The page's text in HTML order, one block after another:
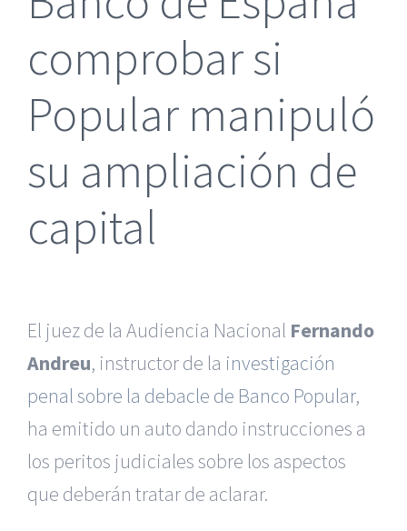
comprobar si
Popular manipuló
su ampliación de
capital
El juez de la Audiencia Nacional Fernando
Andreu, instructor de la investigación
penal sobre la debacle de Banco Popular,
ha emitido un auto dando instrucciones a
los peritos judiciales sobre los aspectos
que deberán tratar de aclarar.